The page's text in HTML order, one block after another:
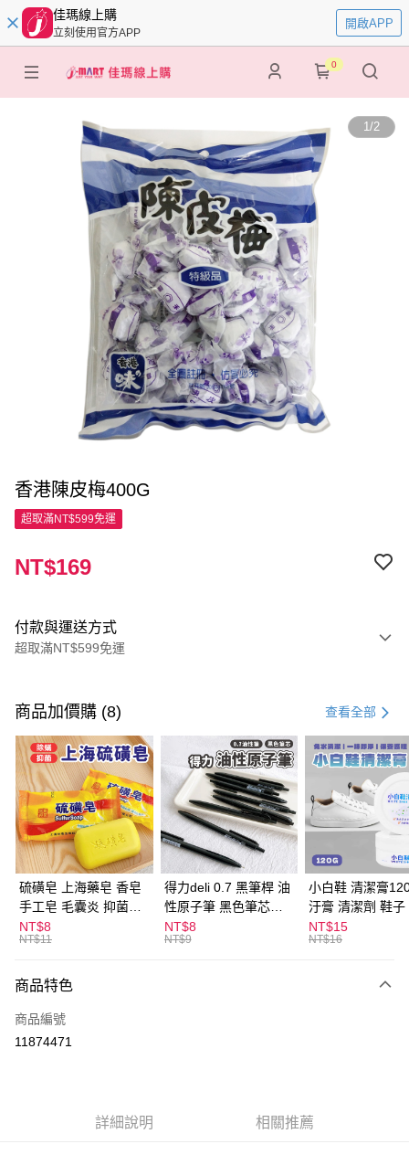
佳瑪線上購
立刻使用官方APP
開啟APP
0
1/2
香港陳皮梅400G
超取滿NT$599免運
NT$169
付款與運送方式
超取滿NT$599免運
信用卡一次付款
超商取貨付款
LINE Pay
Apple Pay
街口支付
悠遊付
ATM付款
全家取貨付款
每筆NT$60，滿NT$599(含以上)免運費
付款後全家取貨
每筆NT$60，滿NT$599(含以上)免運費
商品加價購 (8) 查看全部
硫磺皂 上海藥皂 香皂
手工皂 毛囊炎 抑菌除
蟎 清潔護膚 去油去痘
寵物皮膚病 狗狗貓咪
NT$8
NT$11
得力deli 0.7 黑筆桿 油
性原子筆 黑色筆芯
S304
NT$8
NT$9
小白鞋 清潔膏
汙膏 清潔劑 鞋子
漬 白皮鞋 鞋油
NT$15
NT$16
商品特色
商品編號
11874471
詳細說明 相關推薦